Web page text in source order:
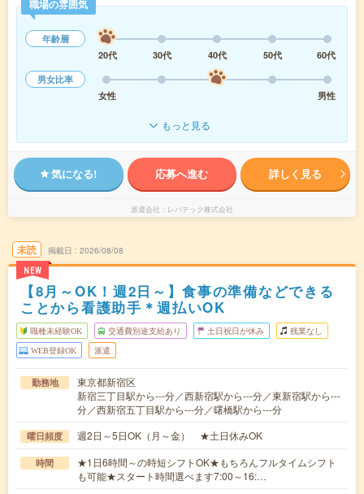
職場の雰囲気
年齢層
20代
30代 40代 50代
60代
男女比率
女性
男性
もっと見る
気になる! 応募へ進む 詳しく見る
派遣会社 レバテック株式会社
未読
NEW
掲載日 2026/08/08
【8月～OK！週2日～】食事の準備などできる
ことから看護助手＊週払いOK
職種未経験OK 交通費別途支給あり 土日祝日が休み 残業なし
WEB登録OK 派遣
勤務地
東京都新宿区
新宿三丁目駅から---分／西新宿駅から---分／東新宿駅から---
分／西新宿五丁目駅から---分／曙橋駅から---分
曜日頻度 週2日～5日OK（月～金） ★土日休みOK
時間
★1日6時間～の時短シフトOK★もちろんフルタイムシフト
も可能★スタート時間選べます7:00～16:…